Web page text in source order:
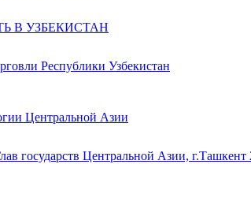
В УЗБЕКИСТАН
Республики Узбекистан
Центральной Азии
государств Центральной Азии, г.Ташкент